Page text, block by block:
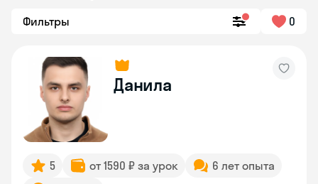
Фильтры 0
Данила
5 от 1590 ₽ за урок
6 лет опыта